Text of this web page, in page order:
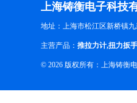
上海铸衡电子科技
地址：上海市松江区新桥镇
主营产品： 推拉力计,扭力扳手
© 2026 版权所有：上海铸衡